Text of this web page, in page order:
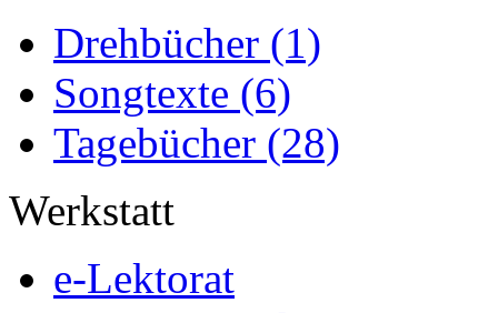
Drehbücher (1)
Songtexte (6)
Tagebücher (28)
Werkstatt
e-Lektorat